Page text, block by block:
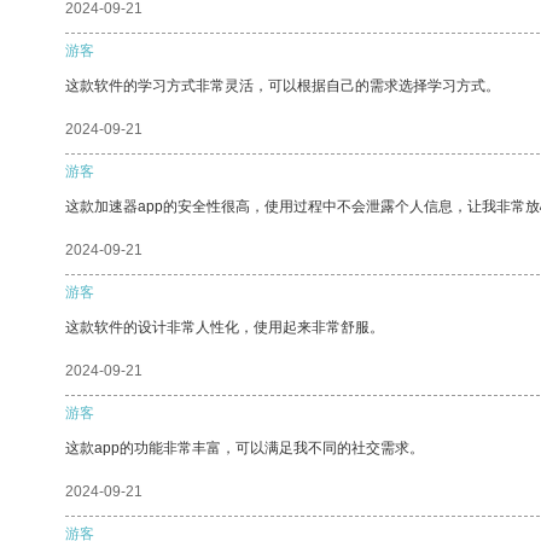
2024-09-21
游客
这款软件的学习方式非常灵活，可以根据自己的需求选择学习方式。
2024-09-21
游客
这款加速器app的安全性很高，使用过程中不会泄露个人信息，让我非常
2024-09-21
游客
这款软件的设计非常人性化，使用起来非常舒服。
2024-09-21
游客
这款app的功能非常丰富，可以满足我不同的社交需求。
2024-09-21
游客